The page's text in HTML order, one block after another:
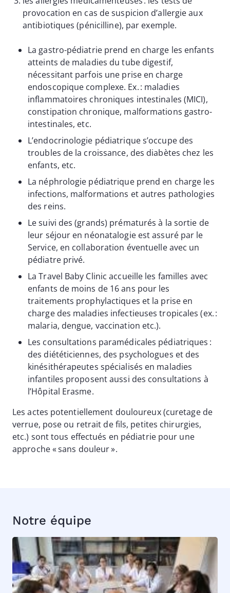
provocation en cas de suspicion d’allergie aux
antibiotiques (pénicilline), par exemple.
La gastro-pédiatrie prend en charge les enfants
atteints de maladies du tube digestif,
nécessitant parfois une prise en charge
endoscopique complexe. Ex. : maladies
inflammatoires chroniques intestinales (MICI),
constipation chronique, malformations gastro-
intestinales, etc.
L’endocrinologie pédiatrique s’occupe des
troubles de la croissance, des diabètes chez les
enfants, etc.
La néphrologie pédiatrique prend en charge les
infections, malformations et autres pathologies
des reins.
Le suivi des (grands) prématurés à la sortie de
leur séjour en néonatalogie est assuré par le
Service, en collaboration éventuelle avec un
pédiatre privé.
La Travel Baby Clinic accueille les familles avec
enfants de moins de 16 ans pour les
traitements prophylactiques et la prise en
charge des maladies infectieuses tropicales (ex. :
malaria, dengue, vaccination etc.).
Les consultations paramédicales pédiatriques :
des diététiciennes, des psychologues et des
kinésithérapeutes spécialisés en maladies
infantiles proposent aussi des consultations à
l’Hôpital Erasme.
Les actes potentiellement douloureux (curetage de
verrue, pose ou retrait de fils, petites chirurgies,
etc.) sont tous effectués en pédiatrie pour une
approche « sans douleur ».
Notre équipe
Image